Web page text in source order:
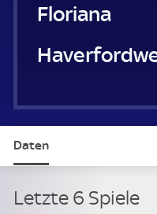
FC Floriana
Daten
Letzte 6 Spiele